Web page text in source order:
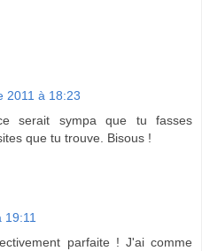
2011 à 18:23
serait sympa que tu fasses
que tu trouve. Bisous !
19:11
parfaite ! J'ai comme